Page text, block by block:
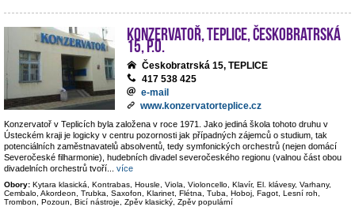
Konzervatoř, Teplice, Českobratrská
15, p.o.
Českobratrská 15, TEPLICE
417 538 425
e-mail
www.konzervatorteplice.cz
Konzervatoř v Teplicích byla založena v roce 1971. Jako jediná škola tohoto druhu v
Ústeckém kraji je logicky v centru pozornosti jak případných zájemců o studium, tak
potenciálních zaměstnavatelů absolventů, tedy symfonických orchestrů (nejen domácí
Severočeské filharmonie), hudebních divadel severočeského regionu (valnou část obou
divadelních orchestrů tvoří
více
Obory: Kytara klasická, Kontrabas, Housle, Viola, Violoncello, Klavír, El. klávesy, Varhany,
Cembalo, Akordeon, Trubka, Saxofon, Klarinet, Flétna, Tuba, Hoboj, Fagot, Lesní roh,
Trombon, Pozoun, Bicí nástroje, Zpěv klasický, Zpěv populární